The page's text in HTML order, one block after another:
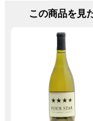
この商品を見